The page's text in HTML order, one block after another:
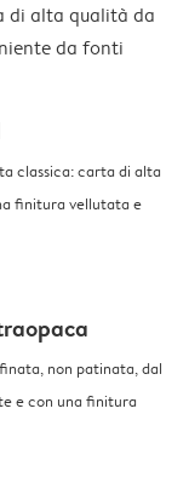
di alta qualità da
da fonti
classica: carta di alta
finitura vellutata e
non patinata, dal
e con una finitura